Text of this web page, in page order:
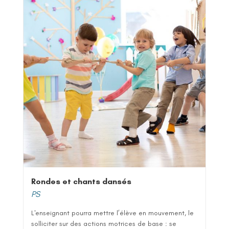
Rondes et chants dansés
PS
L'enseignant pourra mettre l’élève en mouvement, le
solliciter sur des actions motrices de base : se